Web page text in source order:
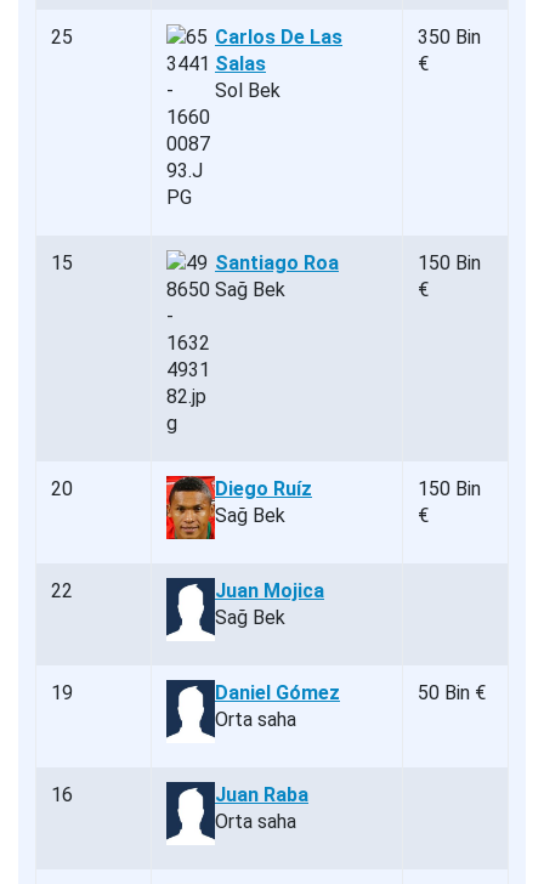
25
Carlos De Las
Salas
Sol Bek
350 Bin
€
15
Santiago Roa
Sağ Bek
150 Bin
€
20
Diego Ruíz
Sağ Bek
150 Bin
€
22
Juan Mojica
Sağ Bek
19
Daniel Gómez
Orta saha
50 Bin €
16
Juan Raba
Orta saha